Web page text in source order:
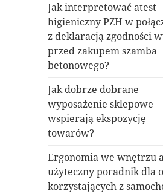
Jak interpretować atest
higieniczny PZH w
z deklaracją zgodności
przed zakupem szamba
betonowego?
Jak dobrze dobrane
wyposażenie sklepowe
wspierają ekspozycję
towarów?
Ergonomia we wnętrzu
użyteczny poradnik dla
korzystających z